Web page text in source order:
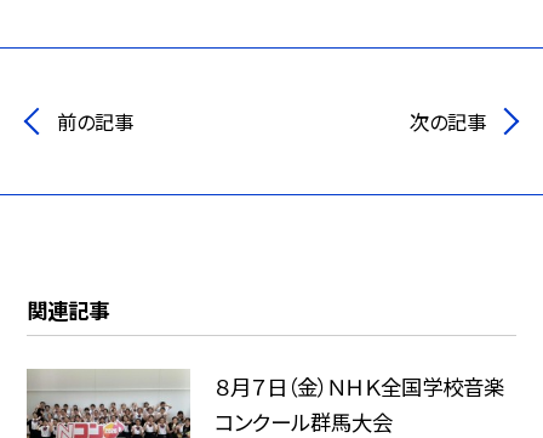
前の記事 次の記事
関連記事
８月７日（金）ＮＨＫ全国学校音楽
コンクール群馬大会